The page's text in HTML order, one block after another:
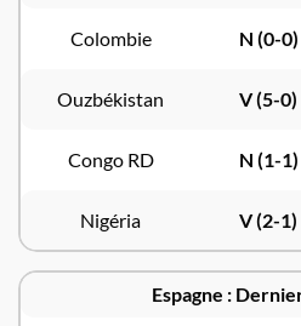
Colombie N (0-0)
Ouzbékistan V (5-0)
Congo RD N (1-1)
Nigéria V (2-1)
Espagne :